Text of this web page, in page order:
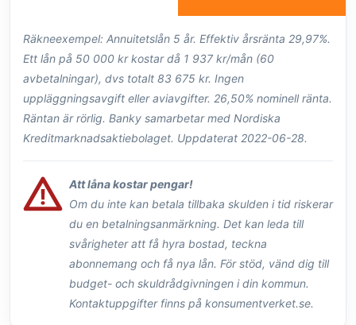
Räkneexempel: Annuitetslån 5 år. Effektiv årsränta 29,97%.
Ett lån på 50 000 kr kostar då 1 937 kr/mån (60
avbetalningar), dvs totalt 83 675 kr. Ingen
uppläggningsavgift eller aviavgifter. 26,50% nominell ränta.
Räntan är rörlig. Banky samarbetar med Nordiska
Kreditmarknadsaktiebolaget. Uppdaterat 2022-06-28.
Att låna kostar pengar!
Om du inte kan betala tillbaka skulden i tid riskerar
du en betalningsanmärkning. Det kan leda till
svårigheter att få hyra bostad, teckna
abonnemang och få nya lån. För stöd, vänd dig till
budget- och skuldrådgivningen i din kommun.
Kontaktuppgifter finns på konsumentverket.se.